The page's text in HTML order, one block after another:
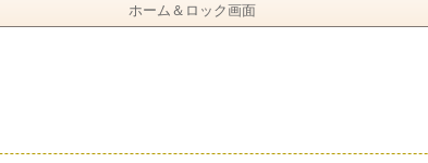
ホーム＆ロック画面